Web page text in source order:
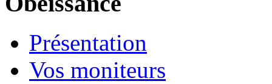
Présentation
Vos moniteurs